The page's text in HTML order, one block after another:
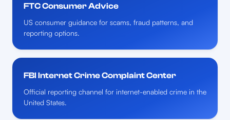
FTC Consumer Advice
US consumer guidance for scams, fraud patterns, and
reporting options.
FBI Internet Crime Complaint Center
Official reporting channel for internet-enabled crime in the
United States.